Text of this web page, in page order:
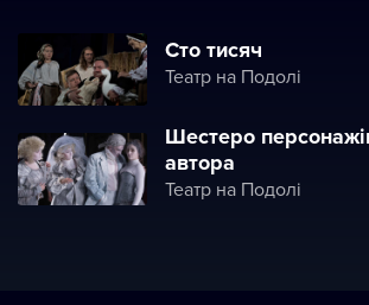
Сто тисяч
Театр на Подолі
Шестеро
автора
Театр на Подолі